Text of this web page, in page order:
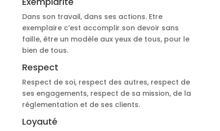
Dans son travail, dans ses actions. Etre
exemplaire c’est accomplir son devoir sans
faille, être un modèle aux yeux de tous, pour le
bien de tous.
Respect
Respect de soi, respect des autres, respect de
ses engagements, respect de sa mission, de la
réglementation et de ses clients.
Loyauté